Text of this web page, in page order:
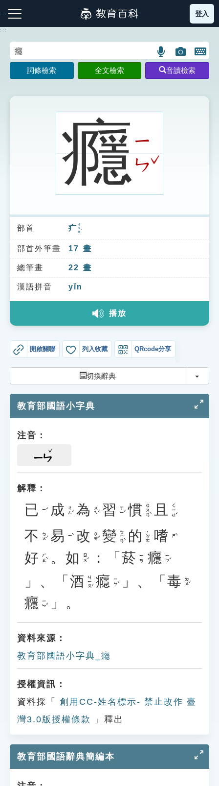
到
主
:::
注音索引圖示 筆畫索引圖示 部首索引表圖示
索引選單
知識索引
單字索引
生命大百科索引
登入
:::
語
言
搜
示
圖
片
搜
開
鍵
圖
詞條檢索 全文檢索 音讀檢索
癮ㄧ
ㄣ ˇ
部首 疒 ㄔㄨㄤˊ
部首外筆畫 17 畫
總筆畫 22 畫
漢語拼音 yǐn
播放
開啟關聯 列入收藏 QRcode分享
切換辭典 切換
教育部國語小字典
注音：
ㄧㄣ
解釋：
已 ㄧˇ 成 ㄔㄥˊ 為 ㄨㄟˊ 習 ㄒㄧˊ 慣 ㄍㄨㄢˋ 且 ㄑㄧㄝˇ
不 ㄅㄨˊ 易 ㄧˋ 改 ㄍㄞˇ 變 ㄅㄧㄢˋ 的 ˙ㄉㄜ 嗜 ㄕˋ
好 ㄏㄠˋ 。 如 ㄖㄨˊ ：「 菸 ㄧㄢ 癮 ㄧㄣˇ
」、「 酒 ㄐㄧㄡˇ 癮 ㄧㄣˇ 」、「 毒 ㄉㄨˊ
癮 ㄧㄣˇ 」。
資料來源：
教育部國語小字典_癮
授權資訊：
資料採「
創用CC-姓名標示- 禁止改作 臺
灣3.0版授權條款
」釋出
教育部國語辭典簡編本